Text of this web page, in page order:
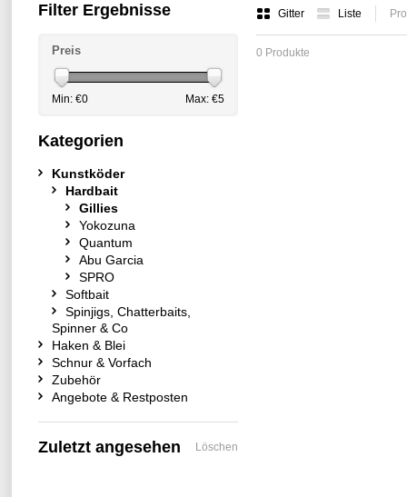
Gitter Liste
0 Produkte
Filter Ergebnisse
Preis
Min: €0 Max: €5
Kategorien
Kunstköder
Hardbait
Gillies
Yokozuna
Quantum
Abu Garcia
SPRO
Softbait
Spinjigs, Chatterbaits,
Spinner & Co
Haken & Blei
Schnur & Vorfach
Zubehör
Angebote & Restposten
Zuletzt angesehen Löschen